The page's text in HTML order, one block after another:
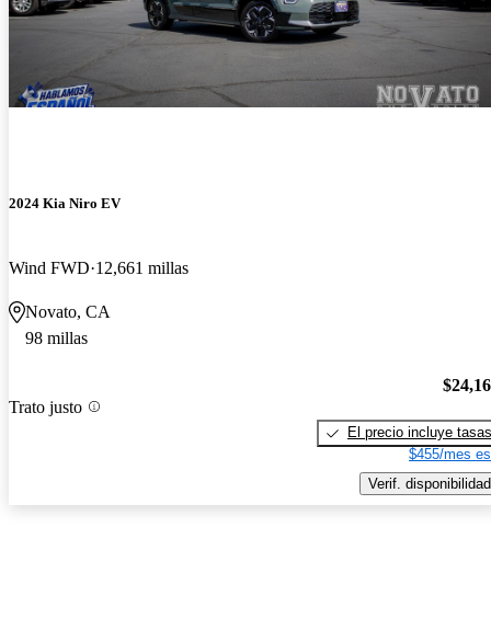
2024 Kia Niro EV
Wind FWD 12,661 millas
Novato, CA
98 millas
Trato justo
El precio incluye tasas
$455/mes
Verif. disponibilidad